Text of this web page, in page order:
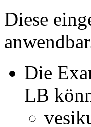
Diese
Die
LB